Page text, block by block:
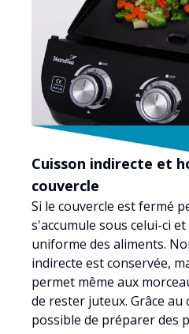
Cuisson indirecte et
couvercle
Si le couvercle est fermé
s'accumule sous celui-ci
uniforme des aliments.
indirecte est conservée,
permet même aux
de rester juteux. Grâce au
possible de préparer des